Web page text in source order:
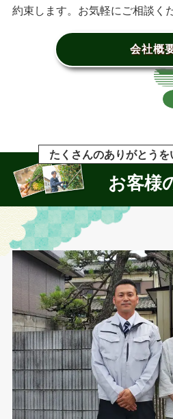
約束します。お気軽にご相談く
会社概
たくさんのありがとう
お客様